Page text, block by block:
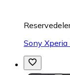
Sony Xperia